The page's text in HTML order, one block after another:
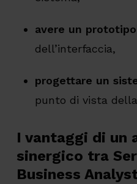
avere un prototipo
dell’interfaccia,
progettare un
punto di vista
I vantaggi di un
sinergico tra
Business